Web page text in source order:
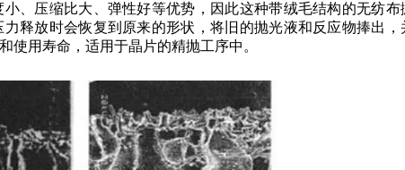
、压缩比大、弹性好等优势，因此这种带绒毛结构的无纺布
释放时会恢复到原来的形状，将旧的抛光液和反应物捧出，
使用寿命，适用于晶片的精抛工序中。